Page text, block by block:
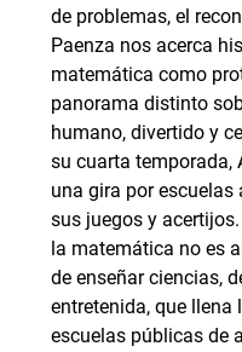
de problemas, el
Paenza nos acerca
matemática como
panorama distinto
humano, divertido y
su cuarta temporada,
una gira por escuelas
sus juegos y
la matemática no es
de enseñar ciencias,
entretenida, que
escuelas públicas de